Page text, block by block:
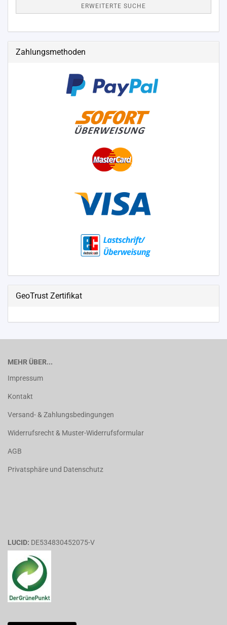
ERWEITERTE SUCHE
Zahlungsmethoden
GeoTrust Zertifikat
MEHR ÜBER...
Impressum
Kontakt
Versand- & Zahlungsbedingungen
Widerrufsrecht & Muster-Widerrufsformular
AGB
Privatsphäre und Datenschutz
LUCID: DE534830452075-V